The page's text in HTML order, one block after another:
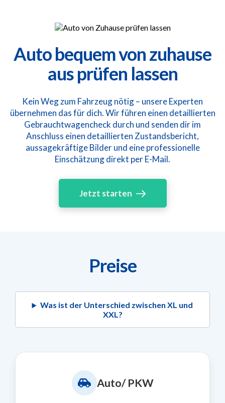
Auto bequem von zuhause
aus prüfen lassen
Kein Weg zum Fahrzeug nötig – unsere Experten
übernehmen das für dich. Wir führen einen detaillierten
Gebrauchtwagencheck durch und senden dir im
Anschluss einen detaillierten Zustandsbericht,
aussagekräftige Bilder und eine professionelle
Einschätzung direkt per E-Mail.
Jetzt starten
Preise
Was ist der Unterschied zwischen XL und
XXL?
Auto/ PKW